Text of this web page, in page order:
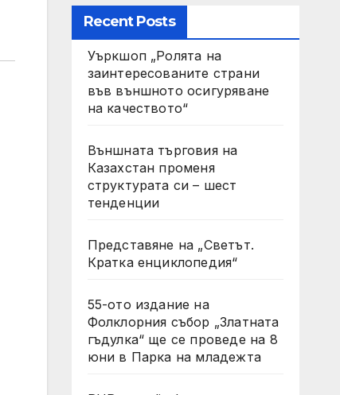
Recent Posts
Уъркшоп „Ролята на
заинтересованите страни
във външното осигуряване
на качеството“
Външната търговия на
Казахстан променя
структурата си – шест
тенденции
Представяне на „Светът.
Кратка енциклопедия“
55-ото издание на
Фолклорния събор „Златната
гъдулка“ ще се проведе на 8
юни в Парка на младежта